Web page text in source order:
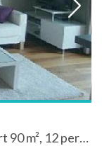
DisneyLand Paris, Duplex tout confort 90 m², 12 pers, parqueté avec jardin Seine-et-Marne